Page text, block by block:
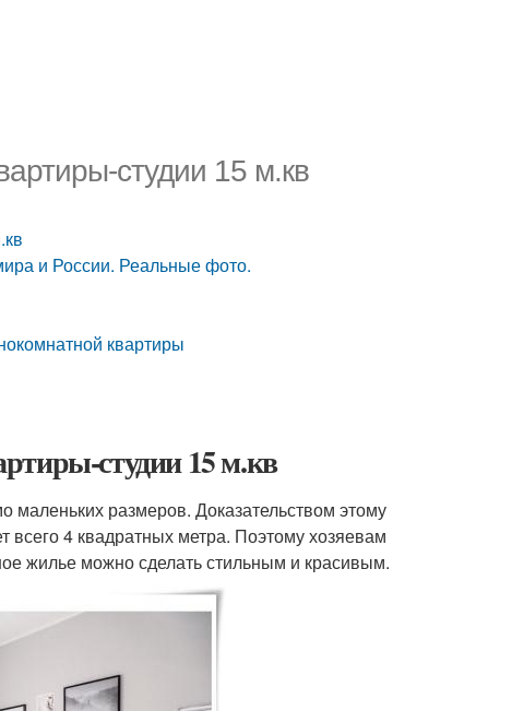
студии 15 м.кв
и России. Реальные фото.
квартиры
студии 15 м.кв
размеров. Доказательством этому
всего 4 квадратных метра. Поэтому хозяевам
жилье можно сделать стильным и красивым.